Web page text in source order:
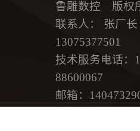
鲁雕数控 版权
联系人： 张厂长
13075377501
技术服务电话：
88600067
邮箱：